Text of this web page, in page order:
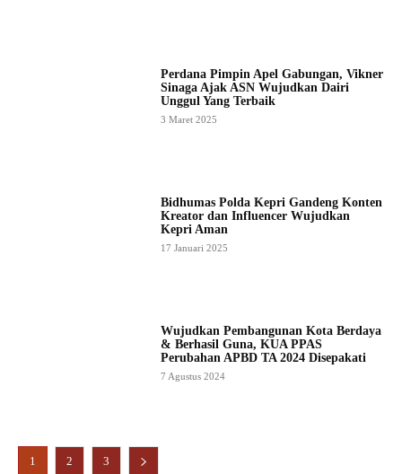
Perdana Pimpin Apel Gabungan, Vikner
Sinaga Ajak ASN Wujudkan Dairi
Unggul Yang Terbaik
3 Maret 2025
Bidhumas Polda Kepri Gandeng Konten
Kreator dan Influencer Wujudkan
Kepri Aman
17 Januari 2025
Wujudkan Pembangunan Kota Berdaya
& Berhasil Guna, KUA PPAS
Perubahan APBD TA 2024 Disepakati
7 Agustus 2024
1 2 3